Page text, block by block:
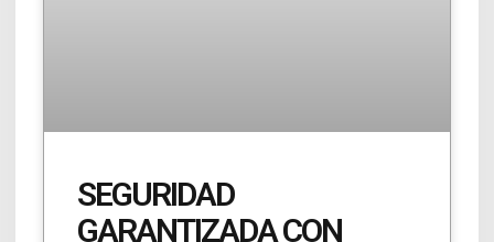
SEGURIDAD
GARANTIZADA CON